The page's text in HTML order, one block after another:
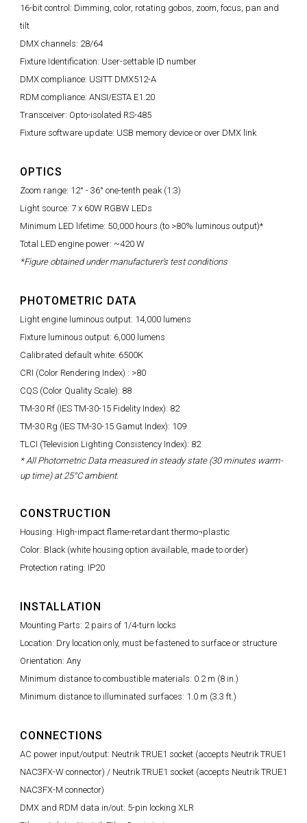
16-bit control: Dimming, color, rotating gobos, zoom, focus, pan and
tilt
DMX channels: 28/64
Fixture Identification: User-settable ID number
DMX compliance: USITT DMX512-A
RDM compliance: ANSI/ESTA E1.20
Transceiver: Opto-isolated RS-485
Fixture software update: USB memory device or over DMX link
OPTICS
Zoom range: 12° - 36° one-tenth peak (1:3)
Light source: 7 x 60W RGBW LEDs
Minimum LED lifetime: 50,000 hours (to >80% luminous output)*
Total LED engine power: ~420 W
*Figure obtained under manufacturer's test conditions
PHOTOMETRIC DATA
Light engine luminous output: 14,000 lumens
Fixture luminous output: 6,000 lumens
Calibrated default white: 6500K
CRI (Color Rendering Index) : >80
CQS (Color Quality Scale): 88
TM-30 Rf (IES TM-30-15 Fidelity Index): 82
TM-30 Rg (IES TM-30-15 Gamut Index): 109
TLCI (Television Lighting Consistency Index): 82
* All Photometric Data measured in steady state (30 minutes warm-
up time) at 25°C ambient.
CONSTRUCTION
Housing: High-impact flame-retardant thermo¬plastic
Color: Black (white housing option available, made to order)
Protection rating: IP20
INSTALLATION
Mounting Parts: 2 pairs of 1/4-turn locks
Location: Dry location only, must be fastened to surface or structure
Orientation: Any
Minimum distance to combustible materials: 0.2 m (8 in.)
Minimum distance to illuminated surfaces: 1.0 m (3.3 ft.)
CONNECTIONS
AC power input/output: Neutrik TRUE1 socket (accepts Neutrik TRUE1
NAC3FX-W connector) / Neutrik TRUE1 socket (accepts Neutrik TRUE1
NAC3FX-M connector)
DMX and RDM data in/out: 5-pin locking XLR